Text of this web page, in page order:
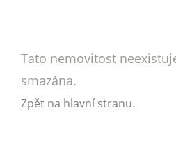
Tato nemovitost
smazána.
Zpět na hlavní stranu.